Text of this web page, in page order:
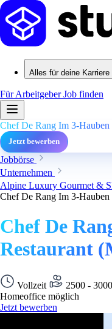
Alles für deine Karriere
Für ArbeitgeberJob finden
Chef De Rang Im 3-
Jetzt bewerben
Jobbörse
Unternehmen
Alpine Luxury Gourmet &
Chef De Rang Im 3-
Chef De
Restaurant
Vollzeit 2500 -
Homeoffice möglich
Jetzt bewerben